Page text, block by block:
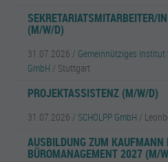
SEKRETARIATSMITARBEITER/IN
(M/W/D)
31.07.2026 / Gemeinnütziges
GmbH / Stuttgart
PROJEKTASSISTENZ (M/W/D)
31.07.2026 / SCHOLPP GmbH /
AUSBILDUNG ZUM KAUFMANN
BÜROMANAGEMENT 2027 (M/